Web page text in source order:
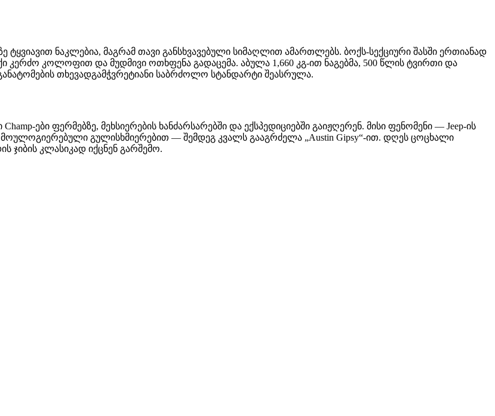
ზე ტყვიავით ნაკლებია, მაგრამ თავი განსხვავებული სიმაღლით ამართლებს. ბოქს-სექციური შასში ერთიანად
კერძო კოლოფით და მუდმივი ოთხფენა გადაცემა. აბულა 1,660 კგ-ით ნაგებმა, 500 წლის ტვირთი და
თხევადგამჭვრეტიანი საბრძოლო სტანდარტი შეასრულა.
ები ფერმებზე, მეხსიერების ხანძარსარებში და ექსპედიციებში გაიჟღერენ. მისი ფენომენი — Jeep-ის
გულისხმიერებით — შემდეგ კვალს გააგრძელა „Austin Gipsy“-ით. დღეს ცოცხალი
კლასიკად იქცნენ გარშემო.